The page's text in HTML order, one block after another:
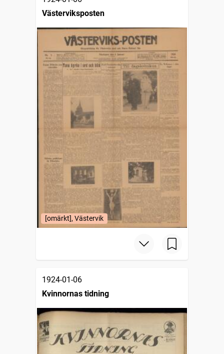
Västerviksposten
[omärkt], Västervik
1924-01-06
Kvinnornas tidning